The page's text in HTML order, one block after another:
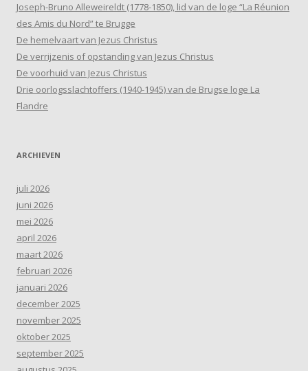
Joseph-Bruno Alleweireldt (1778-1850), lid van de loge “La Réunion
des Amis du Nord” te Brugge
De hemelvaart van Jezus Christus
De verrijzenis of opstanding van Jezus Christus
De voorhuid van Jezus Christus
Drie oorlogsslachtoffers (1940-1945) van de Brugse loge La
Flandre
ARCHIEVEN
juli 2026
juni 2026
mei 2026
april 2026
maart 2026
februari 2026
januari 2026
december 2025
november 2025
oktober 2025
september 2025